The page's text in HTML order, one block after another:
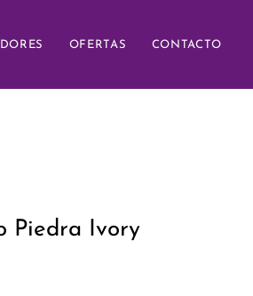
OFERTAS CONTACTO
Piedra Ivory